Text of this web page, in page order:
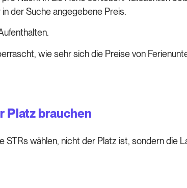
in der Suche angegebene Preis.
wie sehr sich die Preise von
Platz brauchen
wählen, nicht der Platz ist, sondern die